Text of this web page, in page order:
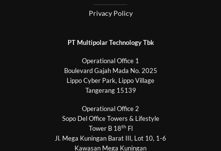
Privacy Policy
PT Multipolar Technology Tbk
Operational Office 1
Boulevard Gajah Mada No. 2025
Lippo Cyber Park, Lippo Village
Tangerang 15139
Operational Office 2
Sopo Del Office Towers & Lifestyle
Tower B 18th Fl
Jl. Mega Kuningan Barat III, Lot 10, 1-6
Kawasan Mega Kuningan